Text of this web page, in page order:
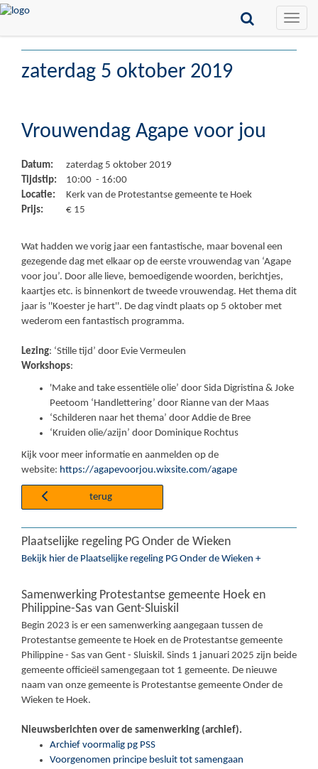
Toggle
zaterdag 5 oktober 2019
Vrouwendag Agape voor jou
Datum:
zaterdag 5 oktober 2019
Tijdstip:
10:00 - 16:00
Locatie:
Kerk van de Protestantse gemeente te Hoek
Prijs:
€ 15
Wat hadden we vorig jaar een fantastische, maar bovenal een
gezegende dag met elkaar op de eerste vrouwendag van ‘Agape
voor jou’. Door alle lieve, bemoedigende woorden, berichtjes,
kaartjes etc. is binnenkort de tweede vrouwendag. Het thema dit
jaar is ''Koester je hart''. De dag vindt plaats op 5 oktober met
wederom een fantastisch programma.
Lezing: ‘Stille tijd’ door Evie Vermeulen
Workshops:
'Make and take essentiële olie’ door Sida Digristina & Joke
Peetoom ‘Handlettering’ door Rianne van der Maas
‘Schilderen naar het thema’ door Addie de Bree
‘Kruiden olie/azijn’ door Dominique Rochtus
Kijk voor meer informatie en aanmelden op de
website: https://agapevoorjou.wixsite.com/agape
terug
Plaatselijke regeling PG Onder de Wieken
Bekijk hier de Plaatselijke regeling PG Onder de Wieken +
Samenwerking Protestantse gemeente Hoek en
Philippine-Sas van Gent-Sluiskil
Begin 2023 is er een samenwerking aangegaan tussen de
Protestantse gemeente te Hoek en de Protestantse gemeente
Philippine - Sas van Gent - Sluiskil. Sinds 1 januari 2025 zijn beide
gemeente officieël samengegaan tot 1 gemeente. De nieuwe
naam van onze gemeente is Protestantse gemeente Onder de
Wieken te Hoek.
Nieuwsberichten over de samenwerking (archief).
Archief voormalig pg PSS
Voorgenomen principe besluit tot samengaan